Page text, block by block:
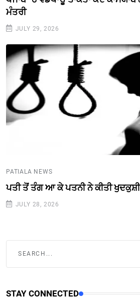
ਮੰਤਰੀ
JULY 29, 2026
PATIALA NEWS
ਪਤੀ ਤੋਂ ਤੰਗ ਆ ਕੇ ਪਤਨੀ ਨੇ ਕੀਤੀ ਖੁਦਕੁਸ਼ੀ
JULY 28, 2026
STAY CONNECTED